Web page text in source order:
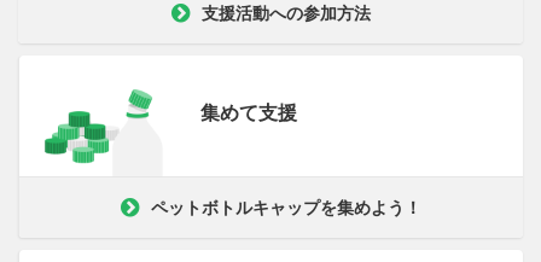
支援活動への参加方法
集めて支援
ペットボトルキャップを集めよう！